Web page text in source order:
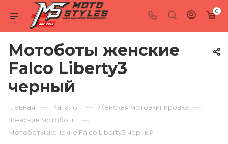
0
Мотоботы женские
Falco Liberty3
черный
Главная — Каталог — Женская мотоэкипировка —
Женские мотоботы —
Мотоботы женские Falco Liberty3 черный